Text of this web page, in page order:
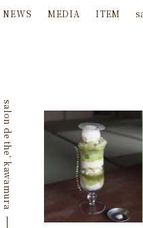
NEWS MEDIA ITEM
salon de the’ kawamura